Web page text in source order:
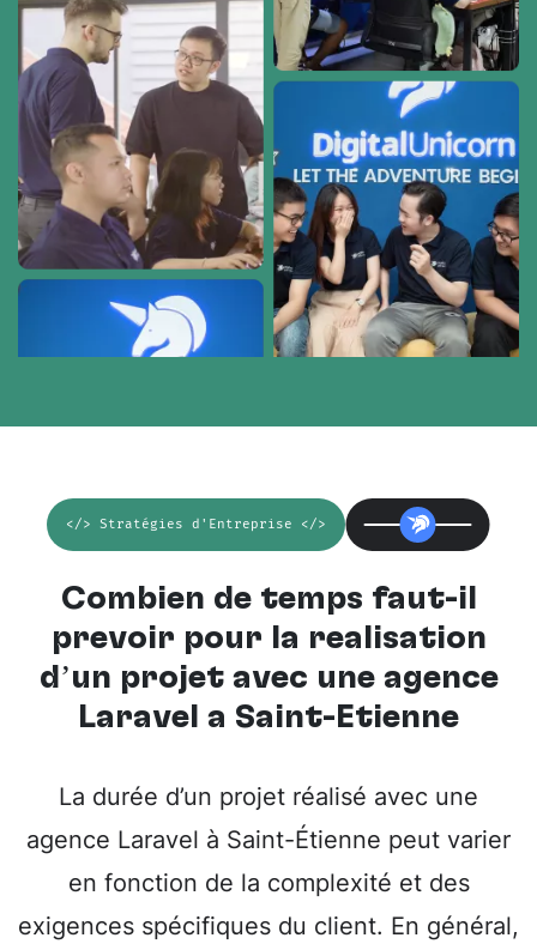
</> Stratégies d'Entreprise </>
Combien de temps faut-il
prévoir pour la réalisation
d’un projet avec une agence
Laravel à Saint-Étienne
La durée d’un projet réalisé avec une
agence Laravel à Saint-Étienne peut varier
en fonction de la complexité et des
exigences spécifiques du client. En général,